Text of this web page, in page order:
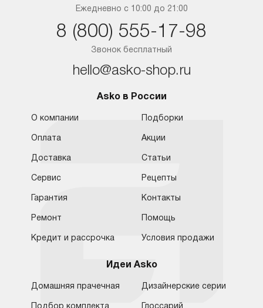
Ростов-на-Дону
Ежедневно с 10:00 до 21:00
Звонок бесплатный
8 (800) 555-17-98
hello@asko-shop.ru
Asko в России
О компании
Оплата
Доставка
Сервис
Гарантия
Ремонт
Кредит и рассрочка
Подборки
Акции
Статьи
Рецепты
Контакты
Помощь
Условия продажи
Идеи Asko
Домашняя прачечная Дизайнерские серии